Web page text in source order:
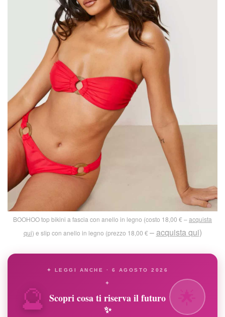
BOOHOO top bikini a fascia con anello in legno (costo 18,00 € –acquista
qui) e slip con anello in legno (prezzo 18,00 € –acquista qui)
🔮
✦ LEGGI ANCHE · 6 AGOSTO 2026
✦
Scopri cosa ti riserva il futuro
✨